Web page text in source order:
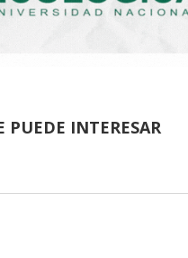
PUEDE INTERESAR